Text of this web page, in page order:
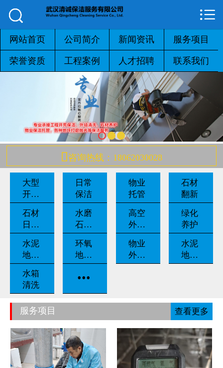
公司简介
新闻资讯
服务项目
荣誉资质
工程案例
人才招聘
联系我们
 

网站首页 公司简介 新闻资讯 服务项目
荣誉资质 工程案例 人才招聘 联系我们
咨询热线：18062030028
大型
开荒
保洁
日常
保洁
物业
托管
石材
翻新
石材
日常
养护
水磨
石翻
新
高空
外墙
清洗
绿化
养护
水泥
地坪
固化
环氧
地坪
漆
物业
外包
保洁
水泥
地坪
打磨
水箱
清洗
...
服务项目 查看更多